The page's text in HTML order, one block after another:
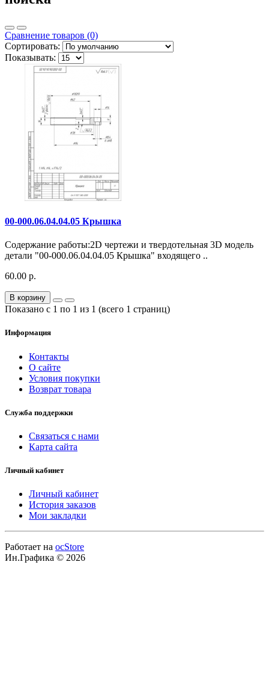
Сравнение товаров (0)
Сортировать:
Показывать:
00-000.06.04.04.05 Крышка
Содержание работы:2D чертежи и твердотельная 3D модель
детали "00-000.06.04.04.05 Крышка" входящего ..
60.00 р.
В корзину
Показано с 1 по 1 из 1 (всего 1 страниц)
Информация
Контакты
О сайте
Условия покупки
Возврат товара
Служба поддержки
Связаться с нами
Карта сайта
Личный кабинет
Личный кабинет
История заказов
Мои закладки
Работает на ocStore
Ин.Графика © 2026